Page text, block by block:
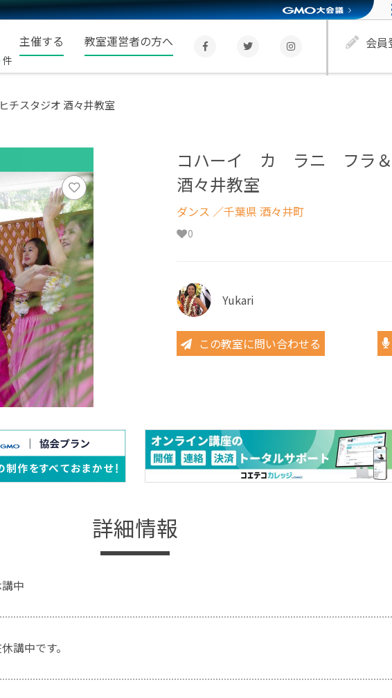
件
主催する 教室運営者の方へ 会員
スタジオ 酒々井教室
コハーイ カ ラニ フラ＆
酒々井教室
ダンス ／千葉県 酒々井町
0
Yukari
この教室に問い合わせる
詳細情報
中
講中です。